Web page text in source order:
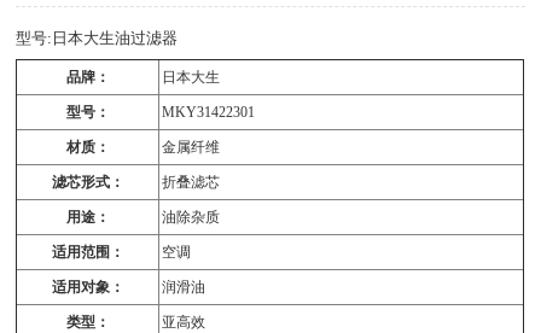
型号:日本大生油过滤器
品牌： 日本大生
型号： MKY31422301
材质： 金属纤维
滤芯形式： 折叠滤芯
用途： 油除杂质
适用范围： 空调
适用对象： 润滑油
类型： 亚高效